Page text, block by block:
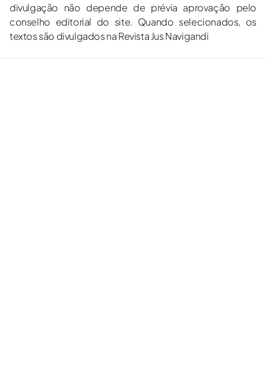
divulgação não depende de prévia aprovação pelo
conselho editorial do site. Quando selecionados, os
textos são divulgados na Revista Jus Navigandi